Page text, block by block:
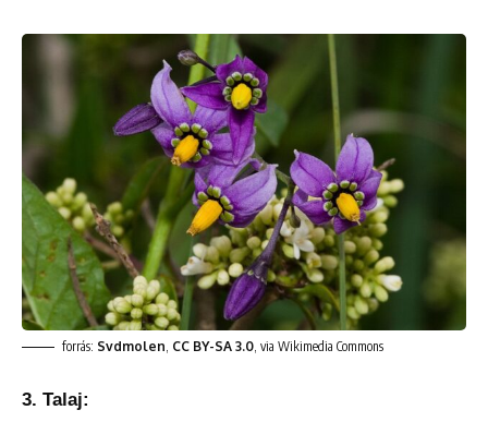
forrás: Svdmolen CC BY-SA 3.0 , via Wikimedia Commons
3. Talaj: